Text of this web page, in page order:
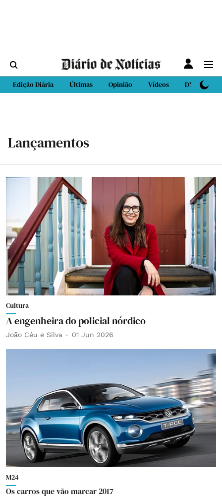
Edição Diária Últimas Opinião Vídeos DN Sport
Lançamentos
Cultura
A engenheira do policial nórdico
João Céu e Silva 01 Jun 2026
M24
Os carros que vão marcar 2017